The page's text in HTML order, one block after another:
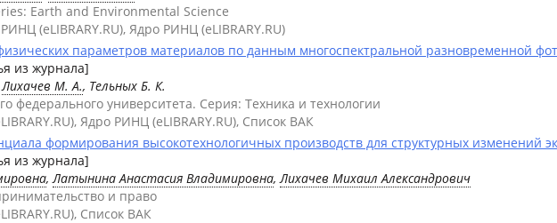
Earth and Environmental Science
(eLIBRARY.RU), Ядро РИНЦ (eLIBRARY.RU)
параметров материалов по данным многоспектральной разновременной
из журнала]
Лихачев М. А., Тельных Б. К.
федерального университета. Серия: Техника и технологии
Ядро РИНЦ (eLIBRARY.RU), Список ВАК
формирования высокотехнологичных производств для структурных изменений
из журнала]
,Латынина Анастасия Владимировна,Лихачев Михаил Александрович
и право
Список ВАК